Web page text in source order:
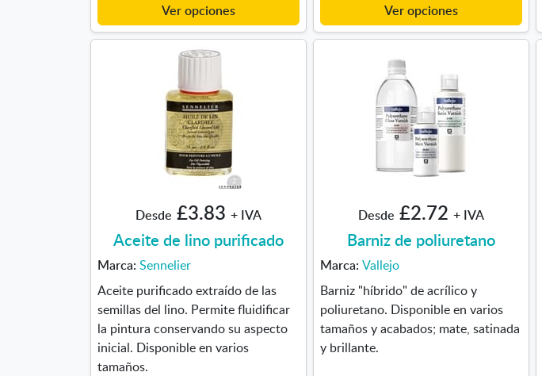
Ver opciones Ver opciones
Desde £3.83 + IVA
Aceite de lino purificado
Marca: Sennelier
Aceite purificado extraído de las
semillas del lino. Permite fluidificar
la pintura conservando su aspecto
inicial. Disponible en varios
tamaños.
Desde £2.72 + IVA
Barniz de poliuretano
Marca: Vallejo
Barniz "híbrido" de acrílico y
poliuretano. Disponible en varios
tamaños y acabados; mate, satinada
y brillante.